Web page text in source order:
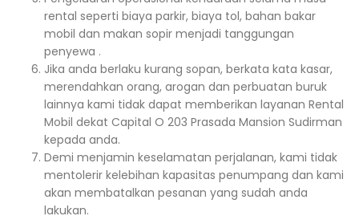
rental seperti biaya parkir, biaya tol, bahan bakar
mobil dan makan sopir menjadi tanggungan
penyewa .
Jika anda berlaku kurang sopan, berkata kata kasar,
merendahkan orang, arogan dan perbuatan buruk
lainnya kami tidak dapat memberikan layanan Rental
Mobil dekat Capital O 203 Prasada Mansion Sudirman
kepada anda.
Demi menjamin keselamatan perjalanan, kami tidak
mentolerir kelebihan kapasitas penumpang dan kami
akan membatalkan pesanan yang sudah anda
lakukan.